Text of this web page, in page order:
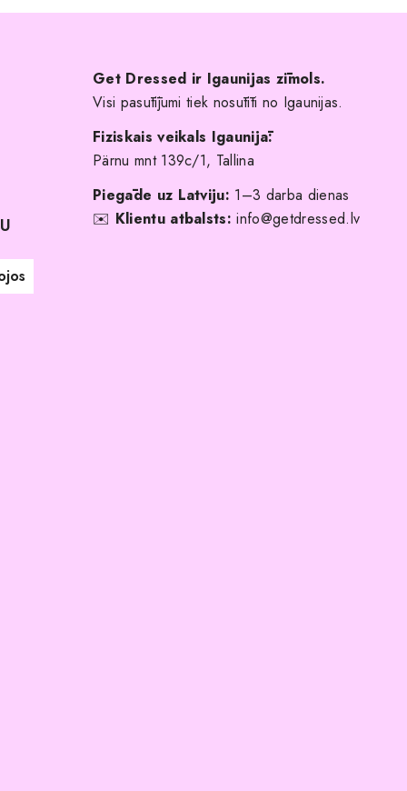
Get Dressed ir Igaunijas zīmols.
Visi pasūtījumi tiek nosūtīti no Igaunijas.
Fiziskais veikals Igaunijā:
Pärnu mnt 139c/1, Tallina
Piegāde uz Latviju: 1–3 darba dienas
✉️ Klientu atbalsts: info@getdressed.lv